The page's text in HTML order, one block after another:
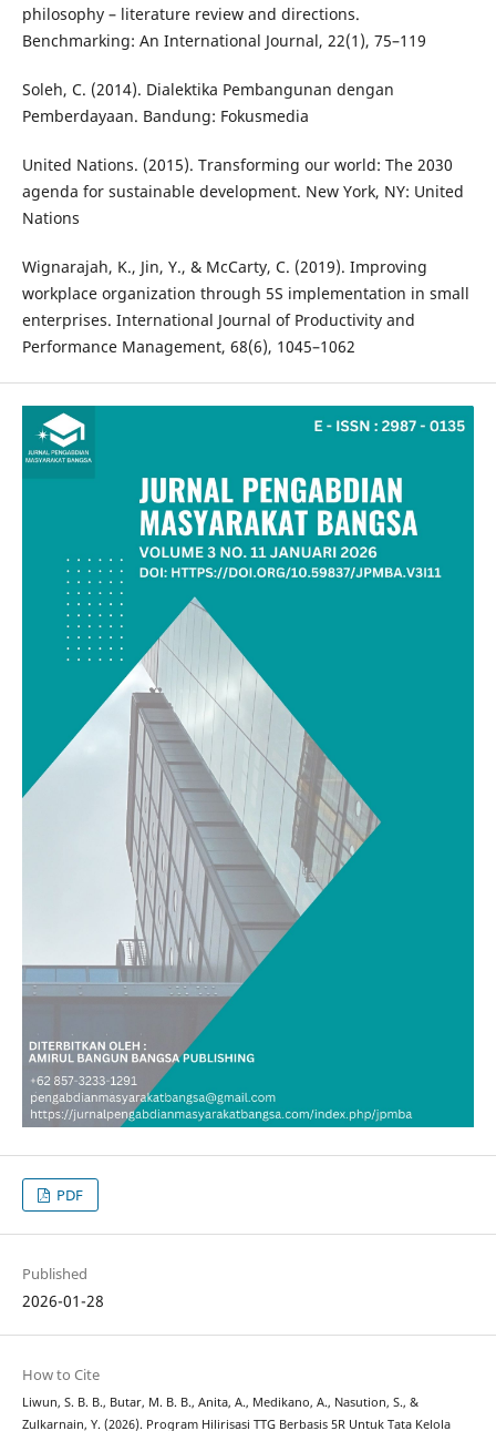
philosophy – literature review and directions.
Benchmarking: An International Journal, 22(1), 75–119
Soleh, C. (2014). Dialektika Pembangunan dengan
Pemberdayaan. Bandung: Fokusmedia
United Nations. (2015). Transforming our world: The 2030
agenda for sustainable development. New York, NY: United
Nations
Wignarajah, K., Jin, Y., & McCarty, C. (2019). Improving
workplace organization through 5S implementation in small
enterprises. International Journal of Productivity and
Performance Management, 68(6), 1045–1062
PDF
Published
2026-01-28
How to Cite
Liwun, S. B. B., Butar, M. B. B., Anita, A., Medikano, A., Nasution, S., &
Zulkarnain, Y. (2026). Program Hilirisasi TTG Berbasis 5R Untuk Tata Kelola